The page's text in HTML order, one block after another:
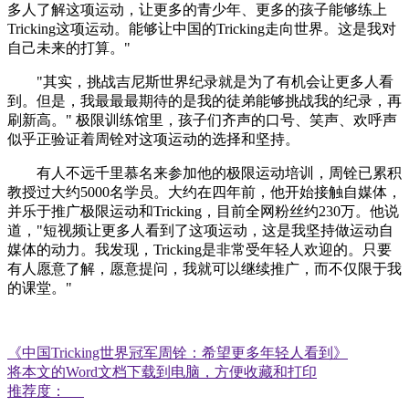
多人了解这项运动，让更多的青少年、更多的孩子能够练上
Tricking这项运动。能够让中国的Tricking走向世界。这是我对
自己未来的打算。"
"其实，挑战吉尼斯世界纪录就是为了有机会让更多人看
到。但是，我最最最期待的是我的徒弟能够挑战我的纪录，再
刷新高。" 极限训练馆里，孩子们齐声的口号、笑声、欢呼声
似乎正验证着周铨对这项运动的选择和坚持。
有人不远千里慕名来参加他的极限运动培训，周铨已累积
教授过大约5000名学员。大约在四年前，他开始接触自媒体，
并乐于推广极限运动和Tricking，目前全网粉丝约230万。他说
道，"短视频让更多人看到了这项运动，这是我坚持做运动自
媒体的动力。我发现，Tricking是非常受年轻人欢迎的。只要
有人愿意了解，愿意提问，我就可以继续推广，而不仅限于我
的课堂。"
《中国Tricking世界冠军周铨：希望更多年轻人看到》
将本文的Word文档下载到电脑，方便收藏和打印
推荐度：